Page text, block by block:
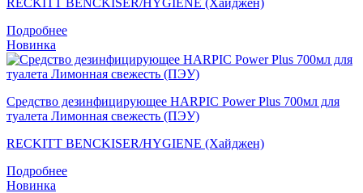
Подробнее
Новинка
Средство дезинфицирующее HARPIC Power Plus 700мл для
туалета Лимонная свежесть (ПЭУ)
RECKITT BENCKISER/HYGIENE (Хайджен)
Подробнее
Новинка